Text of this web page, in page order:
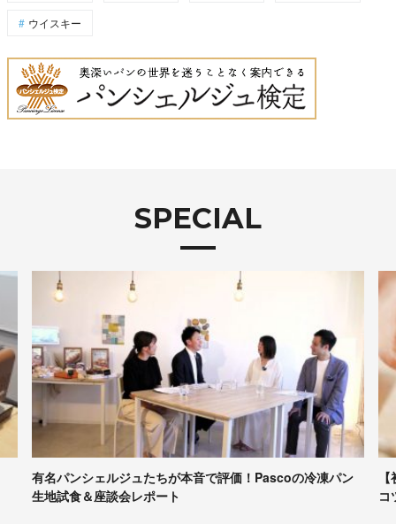
ウイスキー
SPECIAL
有名パンシェルジュたちが本音で評価！Pascoの冷凍パン
生地試食＆座談会レポート